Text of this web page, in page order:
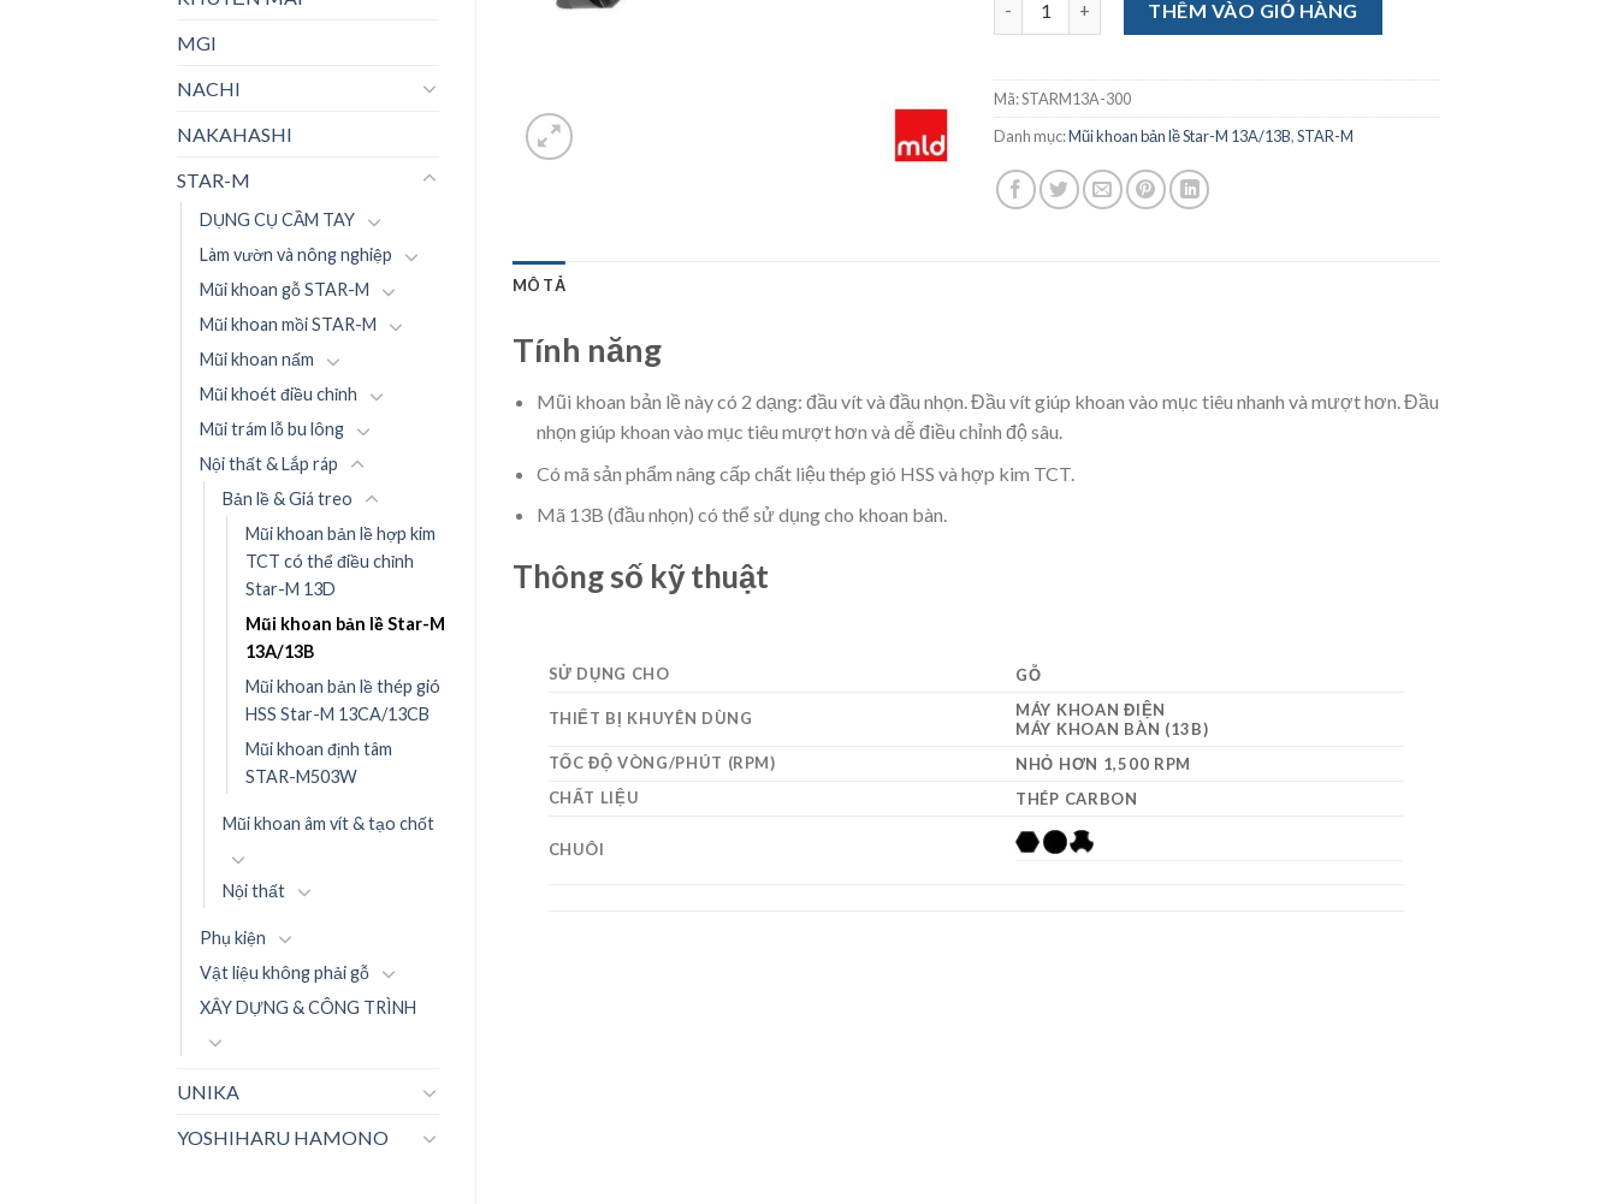
MGI
NACHI
NAKAHASHI
STAR-M
DỤNG CỤ CẦM TAY
Làm vườn và nông nghiệp
Mũi khoan gỗ STAR-M
Mũi khoan mồi STAR-M
Mũi khoan nấm
Mũi khoét điều chỉnh
Mũi trám lỗ bu lông
Nội thất & Lắp ráp
Bản lề & Giá treo
Mũi khoan bản lề hợp kim
TCT có thể điều chỉnh
Star-M 13D
Mũi khoan bản lề Star-M
13A/13B
Mũi khoan bản lề thép gió
HSS Star-M 13CA/13CB
Mũi khoan định tâm
STAR-M503W
Mũi khoan âm vít & tạo chốt
Nội thất
Phụ kiện
Vật liệu không phải gỗ
XÂY DỰNG & CÔNG TRÌNH
UNIKA
YOSHIHARU HAMONO
THÊM VÀO GIỎ HÀNG
Mã:STARM13A-300
Danh mục:Mũi khoan bản lề Star-M 13A/13B,STAR-M
MÔ TẢ
Tính năng
Mũi khoan bản lề này có 2 dạng: đầu vít và đầu nhọn. Đầu vít giúp khoan vào mục tiêu nhanh và mượt hơn. Đầu
nhọn giúp khoan vào mục tiêu mượt hơn và dễ điều chỉnh độ sâu.
Có mã sản phẩm nâng cấp chất liệu thép gió HSS và hợp kim TCT.
Mã 13B (đầu nhọn) có thể sử dụng cho khoan bàn.
Thông số kỹ thuật
SỬ DỤNG CHO GỖ
THIẾT BỊ KHUYÊN DÙNG
MÁY KHOAN ĐIỆN
MÁY KHOAN BÀN (13B)
TỐC ĐỘ VÒNG/PHÚT (RPM)
NHỎ HƠN 1,500 RPM
CHẤT LIỆU
THÉP CARBON
CHUÔI